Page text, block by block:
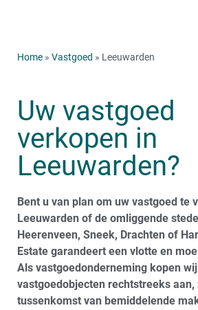
Home » Vastgoed » Leeuwarden
Uw vastgoed
verkopen in
Leeuwarden?
Bent u van plan om uw vastgoed te
Leeuwarden of de omliggende
Heerenveen, Sneek, Drachten of
Estate garandeert een vlotte en
Als vastgoedonderneming kopen
vastgoedobjecten rechtstreeks aan,
tussenkomst van bemiddelende